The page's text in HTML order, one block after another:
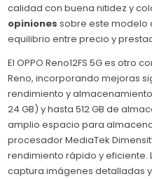
calidad con buena nitidez y
opiniones sobre este modelo
equilibrio entre precio y
El OPPO Reno12FS 5G es otro
Reno, incorporando mejoras
rendimiento y
24 GB) y hasta 512 GB de
amplio espacio para
procesador MediaTek
rendimiento rápido y
captura imágenes detalladas